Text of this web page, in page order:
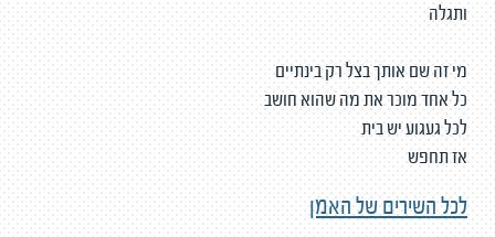
ותגלה
מי זה שם אותך בצל רק בינתיים
כל אחד מוכר את מה שהוא חושב
לכל געגוע יש בית
אז תחפש
לכל השירים של האמן